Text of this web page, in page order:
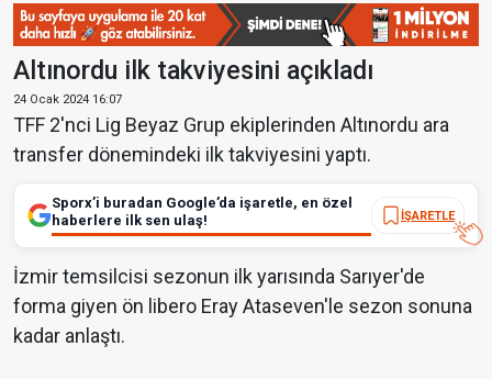
Altınordu ilk takviyesini açıkladı
24 Ocak 2024 16:07
TFF 2'nci Lig Beyaz Grup ekiplerinden Altınordu ara
transfer dönemindeki ilk takviyesini yaptı.
Sporx’i buradan Google’da işaretle, en özel
haberlere ilk sen ulaş!
İŞARETLE
İzmir temsilcisi sezonun ilk yarısında Sarıyer'de
forma giyen ön libero Eray Ataseven'le sezon sonuna
kadar anlaştı.